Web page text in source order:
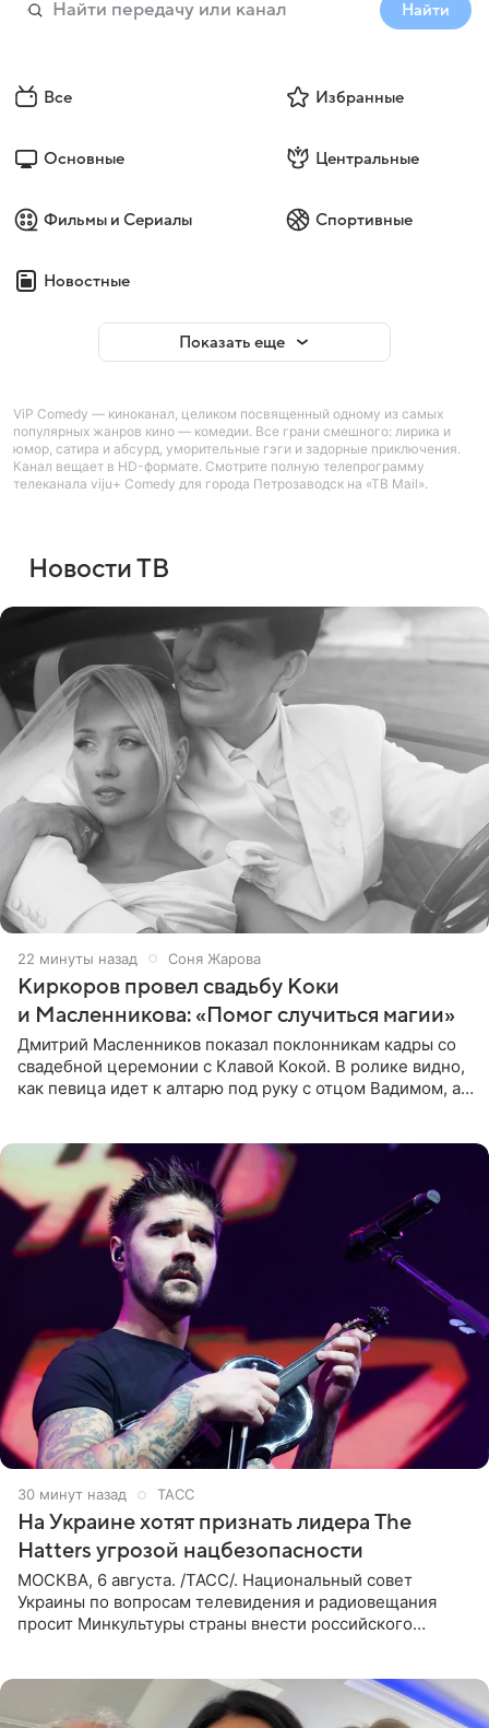
Найти
Все Избранные
Основные Центральные
Фильмы и Сериалы Спортивные
Новостные
Показать еще
ViP Comedy — киноканал, целиком посвященный одному из самых
популярных жанров кино — комедии. Все грани смешного: лирика и
юмор, сатира и абсурд, уморительные гэги и задорные приключения.
Канал вещает в HD-формате. Смотрите полную телепрограмму
телеканала viju+ Comedy для города Петрозаводск на «ТВ Mail».
Новости ТВ
23 минуты назад Соня Жарова
Киркоров провел свадьбу Коки
и Масленникова: «Помог случиться магии»
Дмитрий Масленников показал поклонникам кадры со
свадебной церемонии с Клавой Кокой. В ролике видно,
как певица идет к алтарю под руку с отцом Вадимом, а у
31 минуту назад ТАСС
На Украине хотят признать лидера The
Hatters угрозой нацбезопасности
МОСКВА, 6 августа. /ТАСС/. Национальный совет
Украины по вопросам телевидения и радиовещания
просит Минкультуры страны внести российского